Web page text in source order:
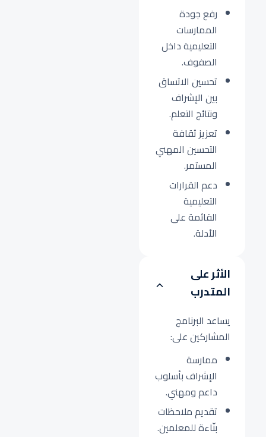
رفع جودة
الممارسات
التعليمية داخل
الصفوف.
تحسين الاتساق
بين الإشراف
ونتائج التعلم.
تعزيز ثقافة
التحسين المهني
المستمر.
دعم القرارات
التعليمية
القائمة على
الأدلة.
الأثر على
المتدرب
يساعد البرنامج
المشاركين على:
ممارسة
الإشراف بأسلوب
داعم ومهني.
تقديم ملاحظات
بنّاءة للمعلمين.